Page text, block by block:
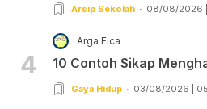
Arsip Sekolah 08/08/2026
4
Arga Fica
10 Contoh Sikap
Gaya Hidup 03/08/2026 |